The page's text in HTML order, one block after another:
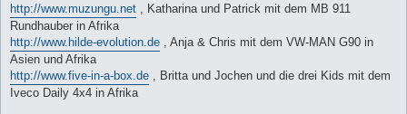
http://www.muzungu.net , Katharina und Patrick mit dem MB 911
Rundhauber in Afrika
http://www.hilde-evolution.de , Anja & Chris mit dem VW-MAN G90 in
Asien und Afrika
http://www.five-in-a-box.de , Britta und Jochen und die drei Kids mit dem
Iveco Daily 4x4 in Afrika